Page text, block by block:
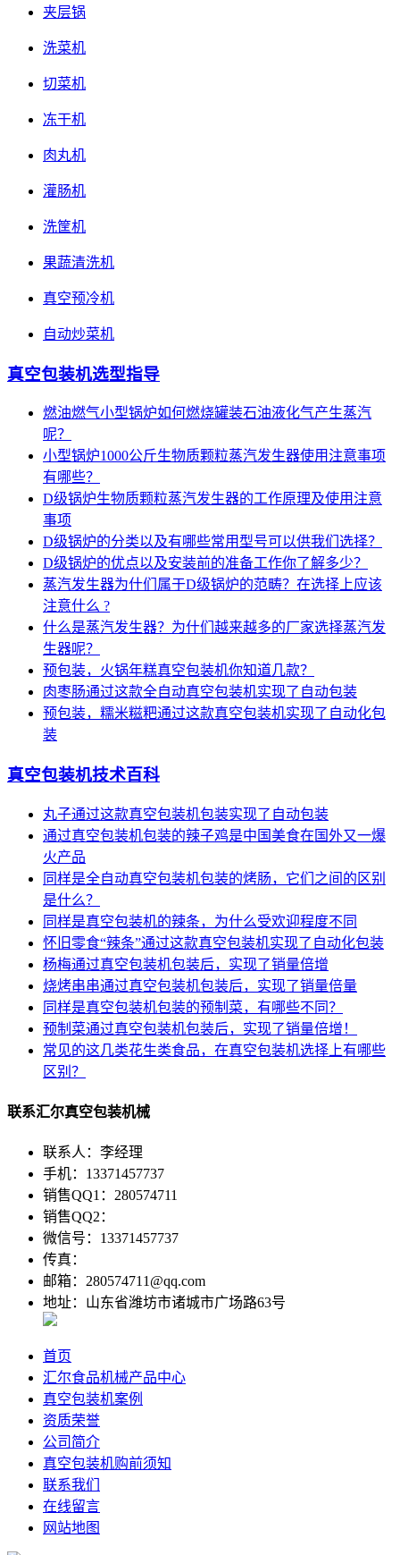
夹层锅
洗菜机
切菜机
冻干机
肉丸机
灌肠机
洗筐机
果蔬清洗机
真空预冷机
自动炒菜机
真空包装机选型指导
燃油燃气小型锅炉如何燃烧罐装石油液化气产生蒸汽
呢？
小型锅炉1000公斤生物质颗粒蒸汽发生器使用注意事项
有哪些？
D级锅炉生物质颗粒蒸汽发生器的工作原理及使用注意
事项
D级锅炉的分类以及有哪些常用型号可以供我们选择？
D级锅炉的优点以及安装前的准备工作你了解多少？
蒸汽发生器为什们属于D级锅炉的范畴？在选择上应该
注意什么 ?
什么是蒸汽发生器？为什们越来越多的厂家选择蒸汽发
生器呢？
预包装，火锅年糕真空包装机你知道几款？
肉枣肠通过这款全自动真空包装机实现了自动包装
预包装，糯米糍粑通过这款真空包装机实现了自动化包
装
真空包装机技术百科
丸子通过这款真空包装机包装实现了自动包装
通过真空包装机包装的辣子鸡是中国美食在国外又一爆
火产品
同样是全自动真空包装机包装的烤肠，它们之间的区别
是什么？
同样是真空包装机的辣条，为什么受欢迎程度不同
怀旧零食“辣条”通过这款真空包装机实现了自动化包装
杨梅通过真空包装机包装后，实现了销量倍增
烧烤串串通过真空包装机包装后，实现了销量倍量
同样是真空包装机包装的预制菜，有哪些不同？
预制菜通过真空包装机包装后，实现了销量倍增！
常见的这几类花生类食品，在真空包装机选择上有哪些
区别？
联系汇尔真空包装机械
联系人：李经理
手机：13371457737
销售QQ1：280574711
销售QQ2：
微信号：13371457737
传真：
邮箱：280574711@qq.com
地址：山东省潍坊市诸城市广场路63号
首页
汇尔食品机械产品中心
真空包装机案例
资质荣誉
公司简介
真空包装机购前须知
联系我们
在线留言
网站地图